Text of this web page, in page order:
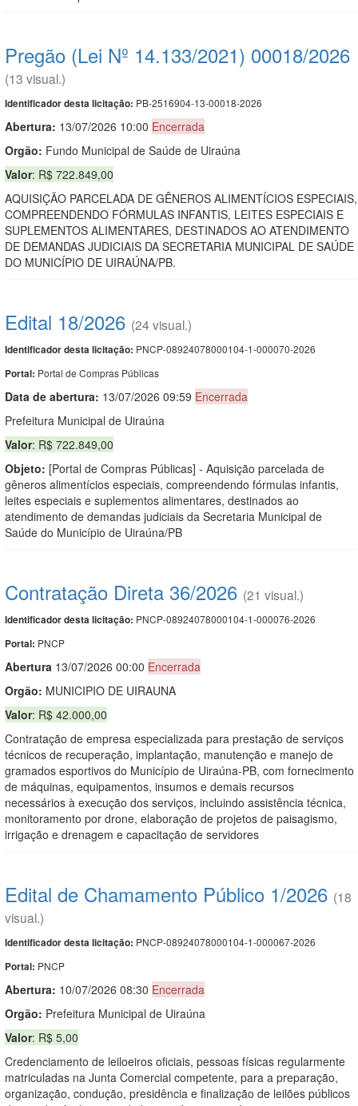
Pregão (Lei Nº 14.133/2021) 00018/2026
(13 visual.)
Identificador desta licitação: PB-2516904-13-00018-2026
Abertura: 13/07/2026 10:00 Encerrada
Orgão: Fundo Municipal de Saúde de Uiraúna
Valor: R$ 722.849,00
AQUISIÇÃO PARCELADA DE GÊNEROS ALIMENTÍCIOS ESPECIAIS,
COMPREENDENDO FÓRMULAS INFANTIS, LEITES ESPECIAIS E
SUPLEMENTOS ALIMENTARES, DESTINADOS AO ATENDIMENTO
DE DEMANDAS JUDICIAIS DA SECRETARIA MUNICIPAL DE SAÚDE
DO MUNICÍPIO DE UIRAÚNA/PB.
Edital 18/2026 (24 visual.)
Identificador desta licitação: PNCP-08924078000104-1-000070-2026
Portal: Portal de Compras Públicas
Data de abertura: 13/07/2026 09:59 Encerrada
Prefeitura Municipal de Uiraúna
Valor: R$ 722.849,00
Objeto: [Portal de Compras Públicas] - Aquisição parcelada de
gêneros alimentícios especiais, compreendendo fórmulas infantis,
leites especiais e suplementos alimentares, destinados ao
atendimento de demandas judiciais da Secretaria Municipal de
Saúde do Município de Uiraúna/PB
Contratação Direta 36/2026 (21 visual.)
Identificador desta licitação: PNCP-08924078000104-1-000076-2026
Portal: PNCP
Abertura 13/07/2026 00:00 Encerrada
Orgão: MUNICIPIO DE UIRAUNA
Valor: R$ 42.000,00
Contratação de empresa especializada para prestação de serviços
técnicos de recuperação, implantação, manutenção e manejo de
gramados esportivos do Município de Uiraúna-PB, com fornecimento
de máquinas, equipamentos, insumos e demais recursos
necessários à execução dos serviços, incluindo assistência técnica,
monitoramento por drone, elaboração de projetos de paisagismo,
irrigação e drenagem e capacitação de servidores
Edital de Chamamento Público 1/2026 (18
visual.)
Identificador desta licitação: PNCP-08924078000104-1-000067-2026
Portal: PNCP
Abertura: 10/07/2026 08:30 Encerrada
Orgão: Prefeitura Municipal de Uiraúna
Valor: R$ 5,00
Credenciamento de leiloeiros oficiais, pessoas físicas regularmente
matriculadas na Junta Comercial competente, para a preparação,
organização, condução, presidência e finalização de leilões públicos